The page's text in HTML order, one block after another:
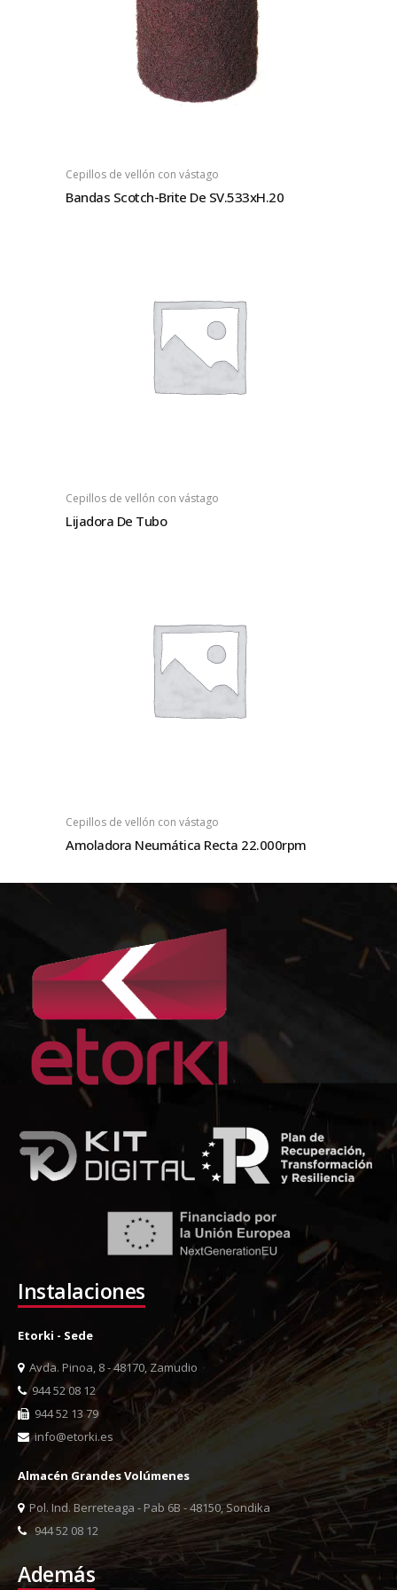
Cepillos de vellón con vástago
Bandas Scotch-Brite De SV.533xH.20
Cepillos de vellón con vástago
Lijadora De Tubo
Cepillos de vellón con vástago
Amoladora Neumática Recta 22.000rpm
Instalaciones
Etorki - Sede
Avda. Pinoa, 8 - 48170, Zamudio
944 52 08 12
944 52 13 79
info@etorki.es
Almacén Grandes Volúmenes
Pol. Ind. Berreteaga - Pab 6B - 48150, Sondika
944 52 08 12
Además